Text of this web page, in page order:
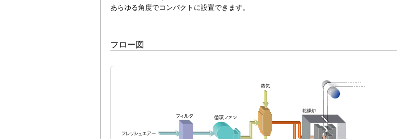
あらゆる角度でコンパクトに設置できます。
フロー図